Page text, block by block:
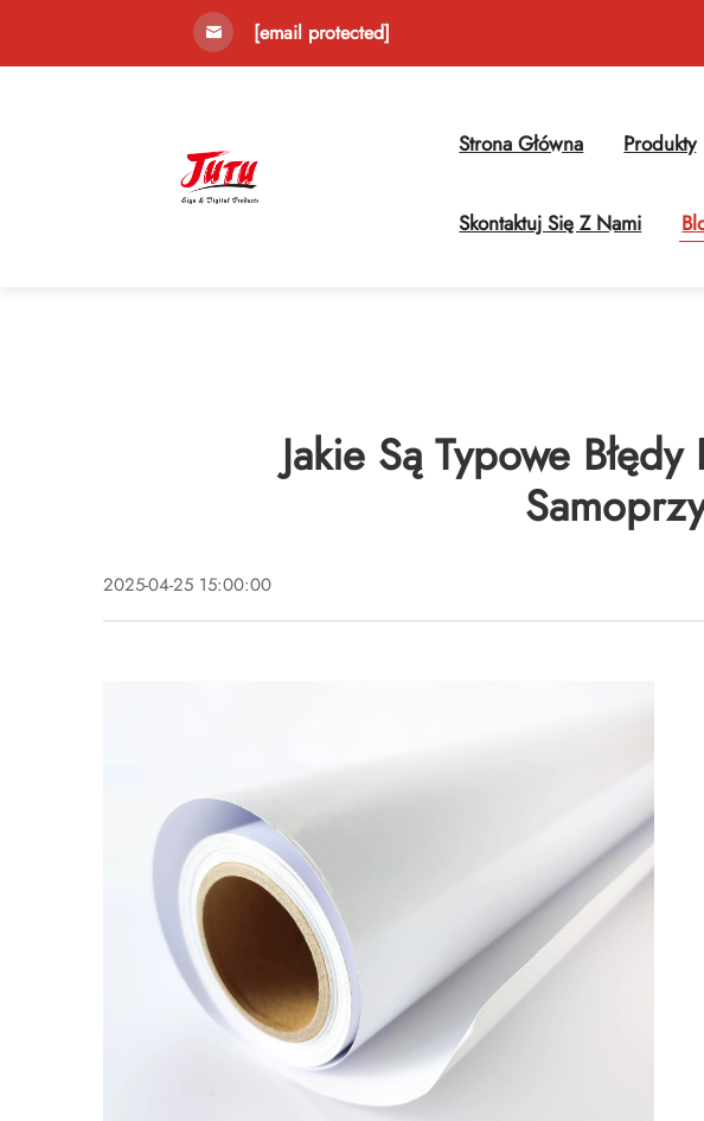
[email protected]
Strona Główna Produkty
Skontaktuj Się Z Nami
Jakie Są Typowe
2025-04-25 15:00:00